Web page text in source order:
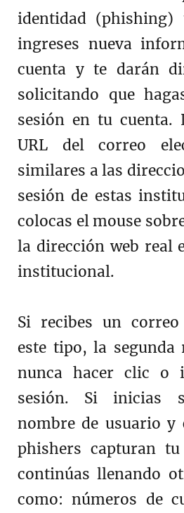
identidad (phishing)
ingreses nueva
cuenta y te darán
solicitando que
sesión en tu cuenta.
URL del correo
similares a las
sesión de estas
colocas el mouse
la dirección web real
institucional.
Si recibes un
este tipo, la segunda
nunca hacer clic o
sesión. Si inicias
nombre de usuario y
phishers capturan
continúas llenando
como: números de